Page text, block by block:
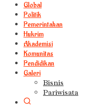
Global
Politik
Pemerintahan
Hukrim
Akademisi
Komunitas
Pendidikan
Galeri
Bisnis
Pariwisata